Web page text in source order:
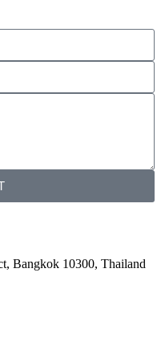
Bangkok 10300, Thailand